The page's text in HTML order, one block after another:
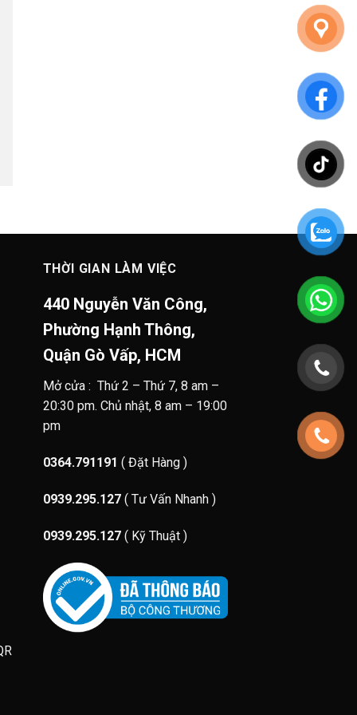
THỜI GIAN LÀM VIỆC
440 Nguyễn Văn Công,
Phường Hạnh Thông,
Quận Gò Vấp, HCM
Mở cửa : Thứ 2 – Thứ 7, 8 am –
20:30 pm. Chủ nhật, 8 am – 19:00
pm
0364.791191 ( Đặt Hàng )
0939.295.127( Tư Vấn Nhanh )
0939.295.127( Kỹ Thuật )